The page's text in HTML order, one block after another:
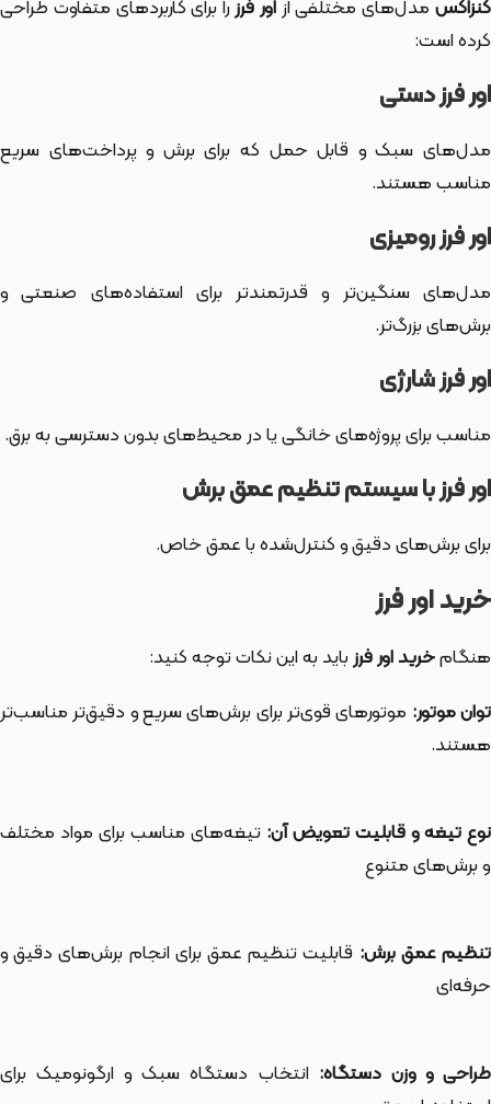
کنزاکسمدل‌های مختلفی ازاور فرزرا برای کاربردهای متفاوت طراحی
کرده است:
اور فرز دستی
مدل‌های سبک و قابل حمل که برای برش و پرداخت‌های سریع
مناسب هستند.
اور فرز رومیزی
مدل‌های سنگین‌تر و قدرتمندتر برای استفاده‌های صنعتی و
برش‌های بزرگ‌تر.
اور فرز شارژی
مناسب برای پروژه‌های خانگی یا در محیط‌های بدون دسترسی به برق.
اور فرز با سیستم تنظیم عمق برش
برای برش‌های دقیق و کنترل‌شده با عمق خاص.
خرید اور فرز
هنگامخرید اور فرزباید به این نکات توجه کنید:
توان موتور: موتورهای قوی‌تر برای برش‌های سریع و دقیق‌تر مناسب‌تر
هستند.
نوع تیغه و قابلیت تعویض آن: تیغه‌های مناسب برای مواد مختلف
و برش‌های متنوع
تنظیم عمق برش: قابلیت تنظیم عمق برای انجام برش‌های دقیق و
حرفه‌ای
طراحی و وزن دستگاه: انتخاب دستگاه سبک و ارگونومیک برای